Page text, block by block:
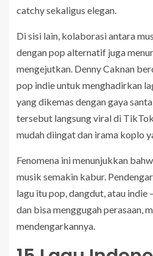
catchy sekaligus elegan.
Di sisi lain, kolaborasi antara
dengan pop alternatif juga
mengejutkan. Denny Caknan
pop indie untuk menghadirkan
yang dikemas dengan gaya
tersebut langsung viral di
mudah diingat dan irama koplo
Fenomena ini menunjukkan
musik semakin kabur.
lagu itu pop, dangdut, atau
dan bisa menggugah perasaan,
mendengarkannya.